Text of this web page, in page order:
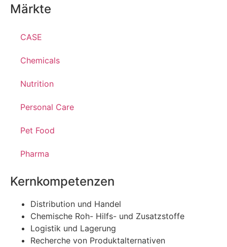
Märkte
CASE
Chemicals
Nutrition
Personal Care
Pet Food
Pharma
Kernkompetenzen
Distribution und Handel
Chemische Roh- Hilfs- und Zusatzstoffe
Logistik und Lagerung
Recherche von Produktalternativen